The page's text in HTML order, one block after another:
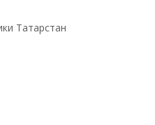
Татарстан